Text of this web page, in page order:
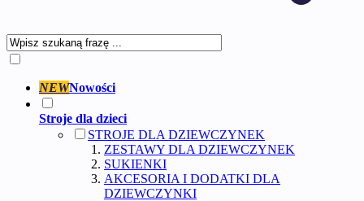
NEWNowości
Stroje dla dzieci
STROJE DLA DZIEWCZYNEK
ZESTAWY DLA DZIEWCZYNEK
SUKIENKI
AKCESORIA I DODATKI DLA
DZIEWCZYNKI